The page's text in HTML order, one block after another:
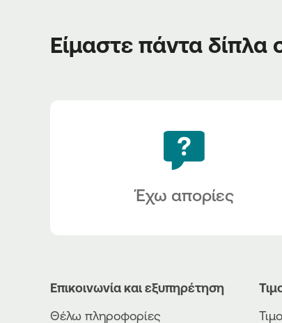
Είμαστε πάντα δίπλα
Έχω απορίες
Επικοινωνία και εξυπηρέτηση
Θέλω πληροφορίες